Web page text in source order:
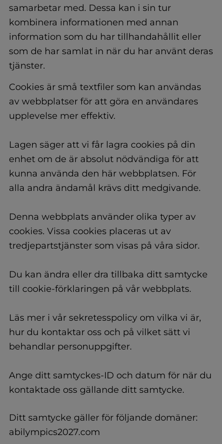
samarbetar med. Dessa kan i sin tur
kombinera informationen med annan
information som du har tillhandahållit eller
som de har samlat in när du har använt deras
tjänster.
Cookies är små textfiler som kan användas
av webbplatser för att göra en användares
upplevelse mer effektiv.
Lagen säger att vi får lagra cookies på din
enhet om de är absolut nödvändiga för att
kunna använda den här webbplatsen. För
alla andra ändamål krävs ditt medgivande.
Denna webbplats använder olika typer av
cookies. Vissa cookies placeras ut av
tredjepartstjänster som visas på våra sidor.
Du kan ändra eller dra tillbaka ditt samtycke
till cookie-förklaringen på vår webbplats.
Läs mer i vår sekretesspolicy om vilka vi är,
hur du kontaktar oss och på vilket sätt vi
behandlar personuppgifter.
Ange ditt samtyckes-ID och datum för när du
kontaktade oss gällande ditt samtycke.
Ditt samtycke gäller för följande domäner:
abilympics2027.com